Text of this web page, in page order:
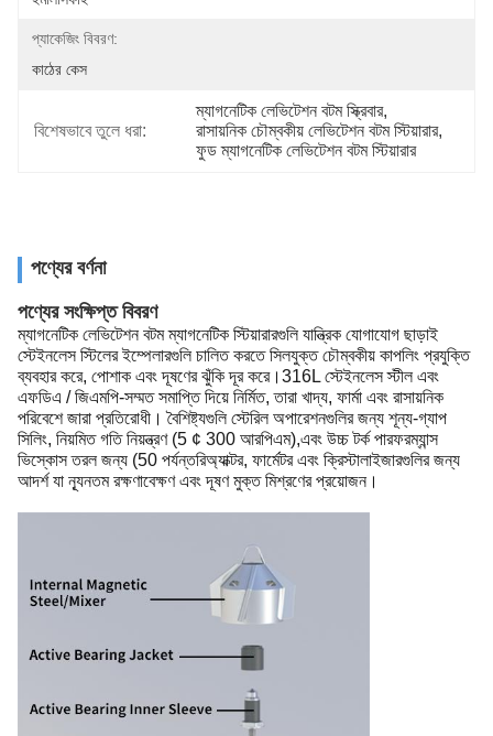
প্যাকেজিং বিবরণ:
কাঠের কেস
বিশেষভাবে তুলে ধরা:
ম্যাগনেটিক লেভিটেশন বটম স্ক্রিবার,
রাসায়নিক চৌম্বকীয় লেভিটেশন বটম স্টিয়ারার,
ফুড ম্যাগনেটিক লেভিটেশন বটম স্টিয়ারার
পণ্যের বর্ণনা
পণ্যের সংক্ষিপ্ত বিবরণ
ম্যাগনেটিক লেভিটেশন বটম ম্যাগনেটিক স্টিয়ারারগুলি যান্ত্রিক যোগাযোগ ছাড়াই
স্টেইনলেস স্টিলের ইম্পেলারগুলি চালিত করতে সিলযুক্ত চৌম্বকীয় কাপলিং প্রযুক্তি
ব্যবহার করে, পোশাক এবং দূষণের ঝুঁকি দূর করে।316L স্টেইনলেস স্টীল এবং
এফডিএ / জিএমপি-সম্মত সমাপ্তি দিয়ে নির্মিত, তারা খাদ্য, ফার্মা এবং রাসায়নিক
পরিবেশে জারা প্রতিরোধী। বৈশিষ্ট্যগুলি স্টেরিল অপারেশনগুলির জন্য শূন্য-গ্যাপ
সিলিং, নিয়মিত গতি নিয়ন্ত্রণ (5 ¢ 300 আরপিএম),এবং উচ্চ টর্ক পারফরম্যান্স
ভিস্কোস তরল জন্য (50 পর্যন্তরিঅ্যাক্টর, ফার্মেটর এবং ক্রিস্টালাইজারগুলির জন্য
আদর্শ যা ন্যূনতম রক্ষণাবেক্ষণ এবং দূষণ মুক্ত মিশ্রণের প্রয়োজন।